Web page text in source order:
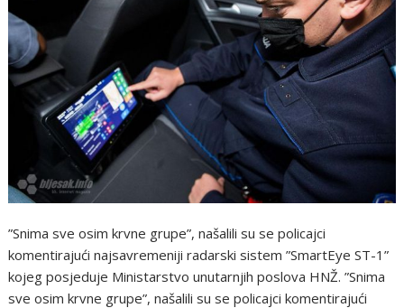
”Snima sve osim krvne grupe”, našalili su se policajci
komentirajući najsavremeniji radarski sistem ”SmartEye ST-1”
kojeg posjeduje Ministarstvo unutarnjih poslova HNŽ. ”Snima
sve osim krvne grupe”, našalili su se policajci komentirajući